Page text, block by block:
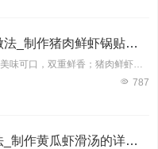
猪肉鲜虾锅贴的做法_制作猪肉鲜虾锅贴的详细步骤
【猪肉鲜虾锅贴】—— 美味可口，双重鲜香；猪肉鲜虾锅贴是一款深受大家喜爱的传统小吃，其鲜美的肉质搭配鲜嫩的大虾，口感丰富，营养均衡。下面，就让我为您详细介绍猪肉鲜虾锅贴的制
787
黄瓜虾滑汤的做法_制作黄瓜虾滑汤的详细步骤